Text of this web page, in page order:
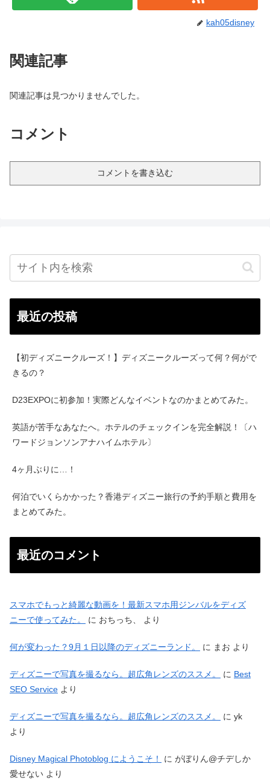
kah05disney
関連記事
関連記事は見つかりませんでした。
コメント
コメントを書き込む
最近の投稿
【初ディズニークルーズ！】ディズニークルーズって何？何がで
きるの？
D23EXPOに初参加！実際どんなイベントなのかまとめてみた。
英語が苦手なあなたへ。ホテルのチェックインを完全解説！〔ハ
ワードジョンソンアナハイムホテル〕
4ヶ月ぶりに…！
何泊でいくらかかった？香港ディズニー旅行の予約手順と費用を
まとめてみた。
最近のコメント
スマホでもっと綺麗な動画を！最新スマホ用ジンバルをディズ
ニーで使ってみた。
に おちっち、 より
何が変わった？9月１日以降のディズニーランド。 に まお より
ディズニーで写真を撮るなら。超広角レンズのススメ。 に Best
SEO Service より
ディズニーで写真を撮るなら。超広角レンズのススメ。 に yk
より
Disney Magical Photoblog にようこそ！ に がぼりん@チデしか
愛せない より